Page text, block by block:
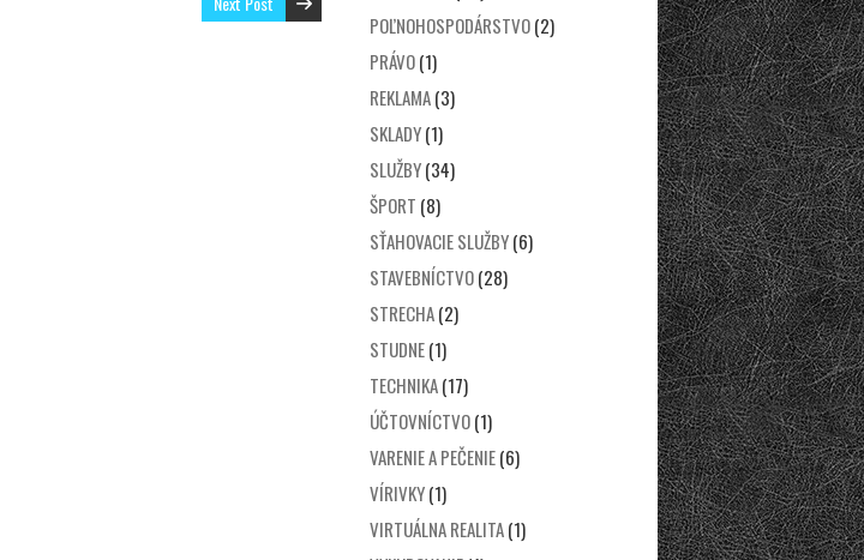
POĽNOHOSPODÁRSTVO(2)
PRÁVO(1)
REKLAMA(3)
SKLADY(1)
SLUŽBY(34)
ŠPORT (8)
SŤAHOVACIE SLUŽBY(6)
STAVEBNÍCTVO(28)
STRECHA(2)
STUDNE(1)
TECHNIKA(17)
ÚČTOVNÍCTVO(1)
VARENIE A PEČENIE(6)
VÍRIVKY(1)
VIRTUÁLNA REALITA(1)